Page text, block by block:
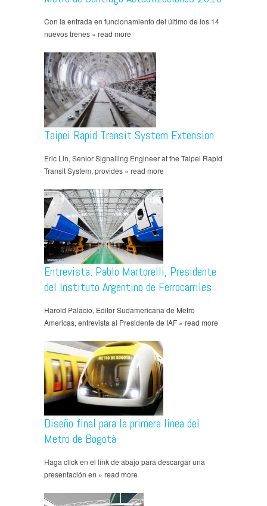
Con la entrada en funcionamiento del último de los 14
nuevos trenes » read more
Taipei Rapid Transit System Extension
Eric Lin, Senior Signalling Engineer at the Taipei Rapid
Transit System, provides » read more
Entrevista: Pablo Martorelli, Presidente
del Instituto Argentino de Ferrocarriles
Harold Palacio, Editor Sudamericana de Metro
Americas, entrevista al Presidente de IAF » read more
Diseño final para la primera línea del
Metro de Bogotá
Haga click en el link de abajo para descargar una
presentación en » read more